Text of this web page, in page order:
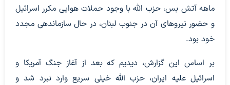
ماهه آتش بس، حزب الله با وجود حملات هوایی مکرر اسرائیل
و حضور نیروهای آن در جنوب لبنان، در حال سازماندهی مجدد
خود بود.
بر اساس این گزارش، دیدیم که بعد از آغاز جنگ آمریکا و
اسرائیل علیه ایران، حزب الله خیلی سریع وارد نبرد شد و